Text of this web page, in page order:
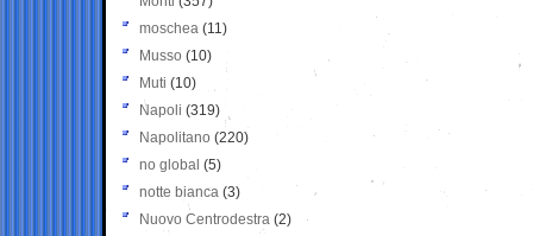
moschea (11)
Musso (10)
Muti (10)
Napoli (319)
Napolitano (220)
no global (5)
notte bianca (3)
Nuovo Centrodestra (2)